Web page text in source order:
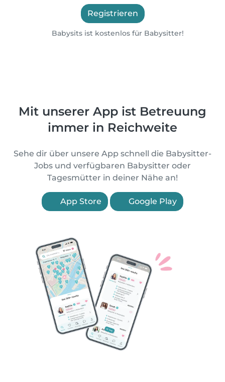
Registrieren
Babysits ist kostenlos für Babysitter!
Mit unserer App ist Betreuung
immer in Reichweite
Sehe dir über unsere App schnell die Babysitter-
Jobs und verfügbaren Babysitter oder
Tagesmütter in deiner Nähe an!
App Store Google Play